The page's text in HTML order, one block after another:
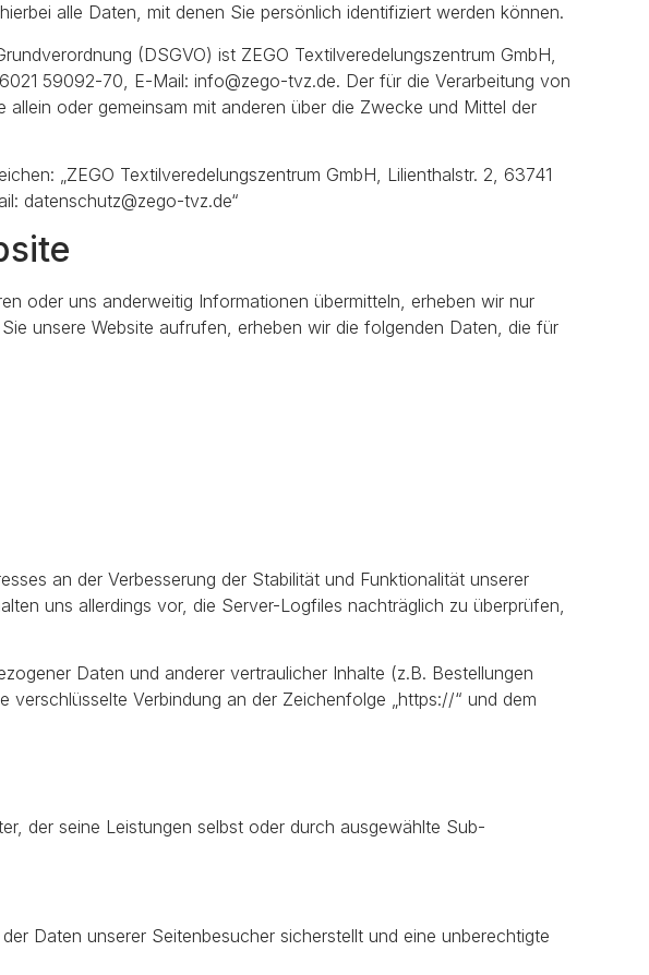
alle Daten, mit denen Sie persönlich identifiziert werden können.
(DSGVO) ist ZEGO Textilveredelungszentrum GmbH,
59092-70, E-Mail: info@zego-tvz.de. Der für die Verarbeitung von
oder gemeinsam mit anderen über die Zwecke und Mittel der
„ZEGO Textilveredelungszentrum GmbH, Lilienthalstr. 2, 63741
datenschutz@zego-tvz.de“
oder uns anderweitig Informationen übermitteln, erheben wir nur
unsere Website aufrufen, erheben wir die folgenden Daten, die für
an der Verbesserung der Stabilität und Funktionalität unserer
uns allerdings vor, die Server-Logfiles nachträglich zu überprüfen,
Daten und anderer vertraulicher Inhalte (z.B. Bestellungen
Verbindung an der Zeichenfolge „https://“ und dem
der seine Leistungen selbst oder durch ausgewählte Sub-
Daten unserer Seitenbesucher sicherstellt und eine unberechtigte